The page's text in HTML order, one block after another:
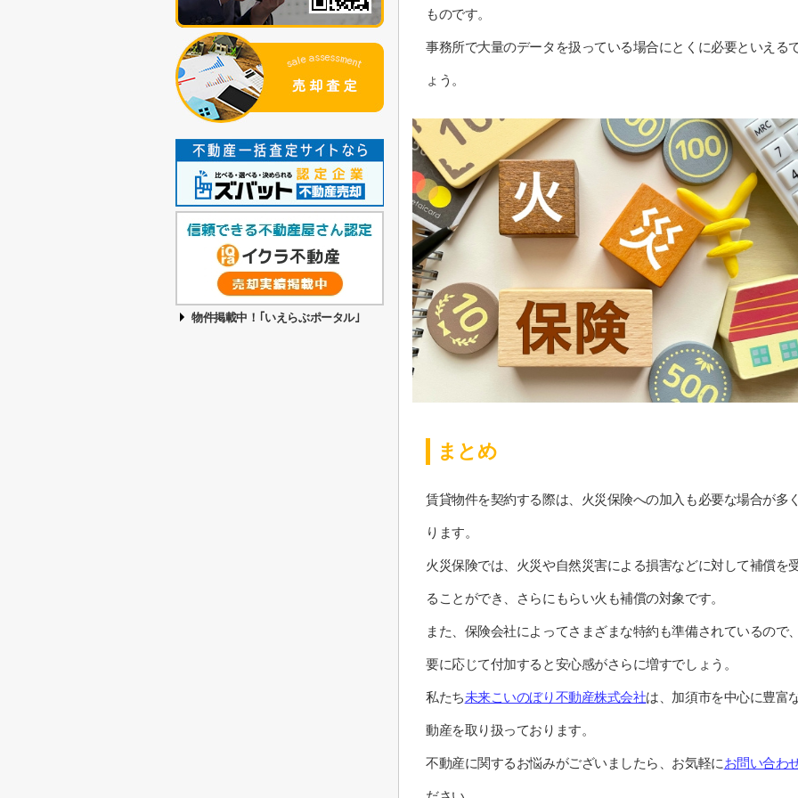
ものです。
事務所で大量のデータを扱っている場合にとくに必要といえる
ょう。
まとめ
賃貸物件を契約する際は、火災保険への加入も必要な場合が多
ります。
火災保険では、火災や自然災害による損害などに対して補償を
ることができ、さらにもらい火も補償の対象です。
また、保険会社によってさまざまな特約も準備されているので
要に応じて付加すると安心感がさらに増すでしょう。
私たち未来こいのぼり不動産株式会社は、加須市を中心に豊富
動産を取り扱っております。
不動産に関するお悩みがございましたら、お気軽にお問い合わ
物件掲載中！｢いえらぶポータル｣